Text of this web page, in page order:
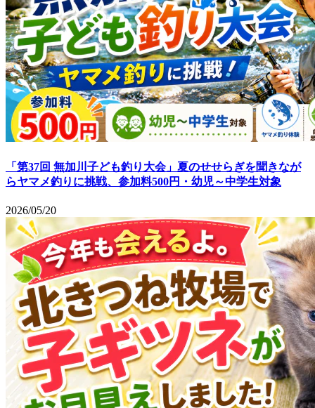
「第37回 無加川子ども釣り大会」夏のせせらぎを聞きなが
らヤマメ釣りに挑戦、参加料500円・幼児～中学生対象
2026/05/20